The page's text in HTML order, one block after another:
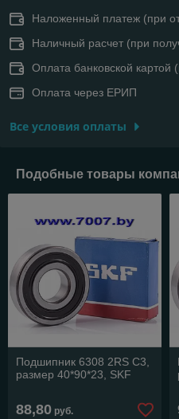
Наложенный платеж (при
Наличный расчет (при
Оплата банковской картой
Оплата через ЕРИП
Все условия оплаты
Подобные товары
Подшипник 6308 2RS C3,
размер 40*90*23, SKF
88,80 руб.